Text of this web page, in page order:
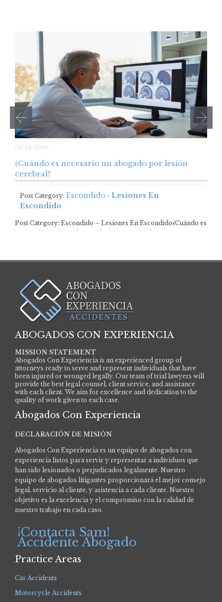
02/28/2026
¿Cuándo es necesario un abogado por lesión
cerebral?
Post Category: Escondido - Lesiones En
Escondido
Post Category: Escondido – Lesiones En Escondido¿Cuándo es
necesario un abogado para lesiones cerebrales? …
ABOGADOS CON EXPERIENCIA
MISSION STATEMENT
Abogados Con Experiencia is an experienced group of
attorneys ready to serve and represent individuals that have
been injured or wronged legally. Our team of trial lawyers will
provide the best legal counsel, client service, and assistance
with each client. We aim for excellence and dedication to the
quality of work given to each case.
Abogados Con Experiencia
DECLARACIÓN DE MISIÓN
Abogados Con Experiencia es un equipo de abogados con
experiencia listos para servir y representar a individuos que
han sido lesionados o perjudicados legalmente. Nuestro
equipo de abogados litigantes proporcionará el mejor consejo
legal, servicio al cliente, y asistencia a cada cliente. Nuestro
objetivo es la excelencia y el compromiso con la calidad de
nuestro trabajo en cada caso.
¡Contacta Sam!
Accidente Abogado
Practice Areas
Car Accidents
Motorcycle Accidents